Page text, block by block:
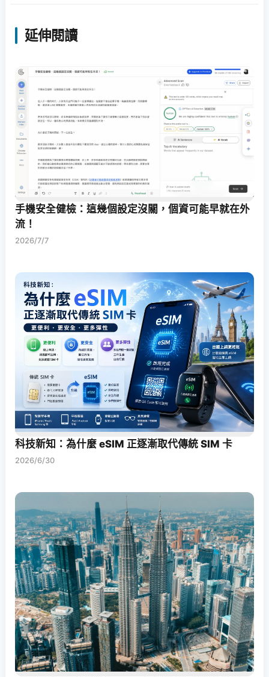
延伸閱讀
手機安全健檢：這幾個設定沒關，個資可能早就在外
流！
2026/7/7
科技新知：為什麼 eSIM 正逐漸取代傳統 SIM 卡
2026/6/30